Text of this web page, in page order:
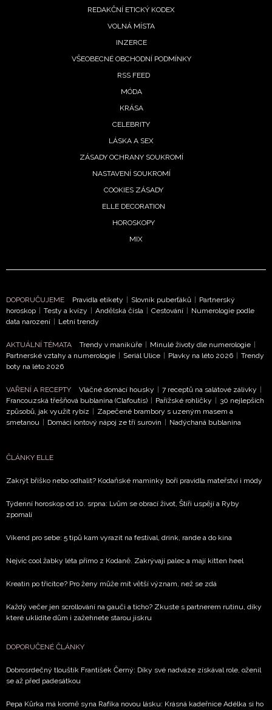
společnosti BurdaMedia Extra s.r.o.
Zásadami ochrany soukromí- BurdaMedia Extra
údaji pracovat zejména k organizaci a vyhodnocení akce
partnerů? Pokud souhlasíte se zpracováním údajů k tomuto
Zásad ochrany soukromí BurdaMedia Extra s.r.o.
REDAKČNÍ ETICKÝ KODEX
VOLNÁ MÍSTA
INZERCE
VŠEOBECNÉ OBCHODNÍ PODMÍNKY
RSS FEED
MÓDA
KRÁSA
CELEBRITY
LÁSKA A SEX
ZÁSADY OCHRANY SOUKROMÍ
NASTAVENÍ SOUKROMÍ
COOKIES ZÁSADY
ELLE DECORATION
HOROSKOPY
MIX
DOPORUČUJEME Pravidla etikety Slovník puberťáků
Partnerský
horoskop
Testy a kvízy Andělská čísla Cestování
Numerologie podle
data narození
Letní trendy
AKTUÁLNÍ TÉMATA Trendy v manikúře Minulé životy dle numerologie
Partnerské vztahy a numerologie
Seriál Ulice Plavky na léto 2026
Trendy
boty na léto 2026
VAŘENÍ A RECEPTY Vláčné domácí housky 7 receptů na salátové zálivky
Francouzská třešňová bublanina (Clafoutis)
Pařížské rohlíčky
30 nejlepších
způsobů, jak využít rybíz
Zapečené brambory s uzeným masem a
smetanou
Domácí iontový nápoj ze tří surovin Nadýchaná bublanina
ČLÁNKY ELLE
Zakrýt bříško nebo odhalit? Kodaňské maminky boří pravidla mateřství i módy
Týdenní horoskop od 10. srpna: Lvům se obrací život, Štíři uspějí a Ryby
zpomalí
Víkend pro sebe: 5 tipů kam vyrazit na festival, drink, rande a do kina
Nejvíc cool žabky léta přímo z Kodaně. Zakrývají palec a mají kitten heel
Kreatin po třicítce? Pro ženy může mít větší význam, než se zdá
Každý večer jen scrollování na gauči a ticho? Zkuste s partnerem rutinu, díky
které uklidíte dům i zažehnete starou jiskru
DOPORUČENÉ ČLÁNKY
Dobrosrdečný tlouštík František Černý: Díky své nadváze získával role, oženil
se až před padesátkou
Pepa Kůrka má kromě syna Rafíka novou lásku: Krásná kadeřnice Adélka si ho